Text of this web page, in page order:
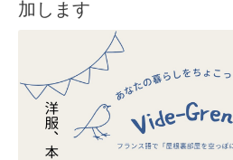
加します